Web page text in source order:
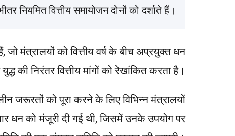
वित्तीय समायोजन दोनों को दर्शाते हैं।
मंत्रालयों को वित्तीय वर्ष के बीच अप्रयुक्त धन
की निरंतर वित्तीय मांगों को रेखांकित करता है।
को पूरा करने के लिए विभिन्न मंत्रालयों
धन को मंजूरी दी गई थी, जिसमें उनके उपयोग पर